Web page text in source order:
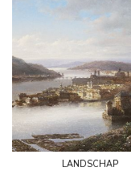
landschap